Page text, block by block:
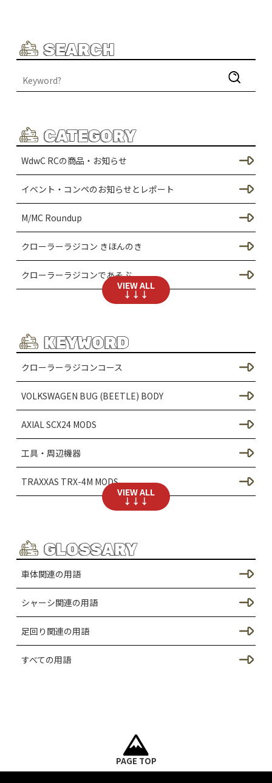
SEARCH
CATEGORY
VIEW ALL
↓↓↓
WdwC RCの商品・お知らせ
イベント・コンペのお知らせとレポート
M/MC Roundup
クローラーラジコン きほんのき
クローラーラジコンであそぶ
足回りのカスタム（SCX30）
シャーシのカスタム（TRX4M）
ドレスアップ / ボディーのカスタム（TRX4M）
足回りのカスタム（TRX4M）
SORRCA C1クローラーのカスタム
シャーシのカスタム（C1クローラー）
KEYWORD
VIEW ALL
↓↓↓
クローラーラジコンコース
VOLKSWAGEN BUG (BEETLE) BODY
AXIAL SCX24 MODS
工具・周辺機器
TRAXXAS TRX-4M MODS
塗装・ウェザリング
GLOSSARY
車体関連の用語
シャーシ関連の用語
足回り関連の用語
すべての用語
PAGE TOP